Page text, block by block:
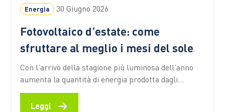
Energia 30 Giugno 2026
Fotovoltaico d’estate: come
sfruttare al meglio i mesi del sole
Con l’arrivo della stagione più luminosa dell’anno
aumenta la quantità di energia prodotta dagli
impianti domestici. È il periodo ideale per
controllare le prestazioni del sistema, verificare il
Leggi →